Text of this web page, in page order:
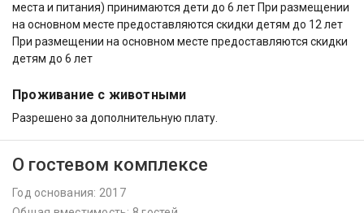
места и питания) принимаются дети до 6 лет При размещении
на основном месте предоставляются скидки детям до 12 лет
При размещении на основном месте предоставляются скидки
детям до 6 лет
Проживание с животными
Разрешено за дополнительную плату.
О гостевом комплексе
Год основания: 2017